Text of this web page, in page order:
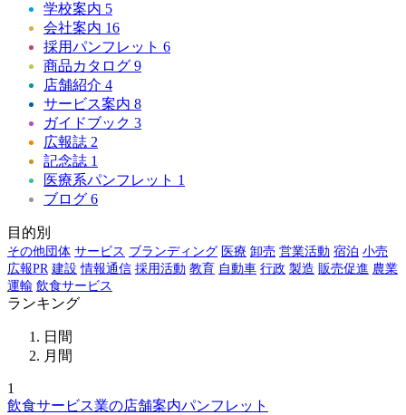
学校案内 5
会社案内 16
採用パンフレット 6
商品カタログ 9
店舗紹介 4
サービス案内 8
ガイドブック 3
広報誌 2
記念誌 1
医療系パンフレット 1
ブログ 6
目的別
その他団体 サービス ブランディング 医療 卸売 営業活動 宿泊 小売
広報PR 建設 情報通信 採用活動 教育 自動車 行政 製造 販売促進 農業
運輸 飲食サービス
ランキング
日間
月間
1
飲食サービス業の店舗案内パンフレット